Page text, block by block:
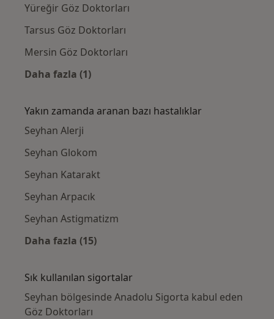
Yüreğir Göz Doktorları
Tarsus Göz Doktorları
Mersin Göz Doktorları
Daha fazla (1)
Yakın zamanda aranan bazı hastalıklar
Seyhan Alerji
Seyhan Glokom
Seyhan Katarakt
Seyhan Arpacık
Seyhan Astigmatizm
Daha fazla (15)
Sık kullanılan sigortalar
Seyhan bölgesinde Anadolu Sigorta kabul eden
Göz Doktorları